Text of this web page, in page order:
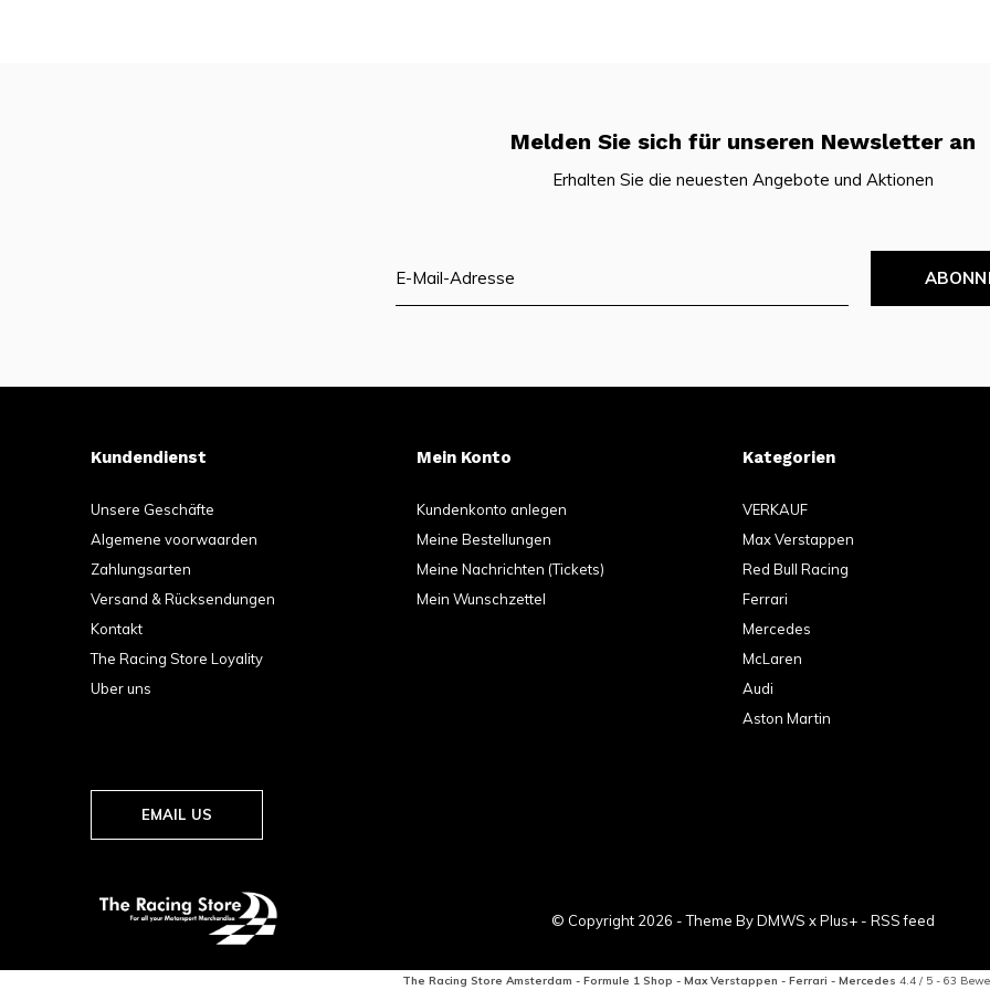
Melden Sie sich für unseren Newsletter an
Erhalten Sie die neuesten Angebote und Aktionen
Kundendienst
Unsere Geschäfte
Algemene voorwaarden
Zahlungsarten
Versand & Rücksendungen
Kontakt
The Racing Store Loyality
Uber uns
Mein Konto
Kundenkonto anlegen
Meine Bestellungen
Meine Nachrichten (Tickets)
Mein Wunschzettel
Kategorien
VERKAUF
Max Verstappen
Red Bull Racing
Ferrari
Mercedes
McLaren
Audi
Aston Martin
EMAIL US
© Copyright 2026 - Theme ByDMWS xPlus+- RSS feed
The Racing Store Amsterdam - Formule 1 Shop - Max Verstappen - Ferrari - Mercedes 4.4 / 5 - 63